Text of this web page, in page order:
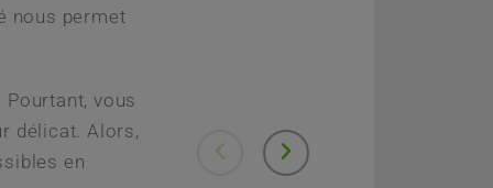
nous permet
vous
délicat. Alors,
en